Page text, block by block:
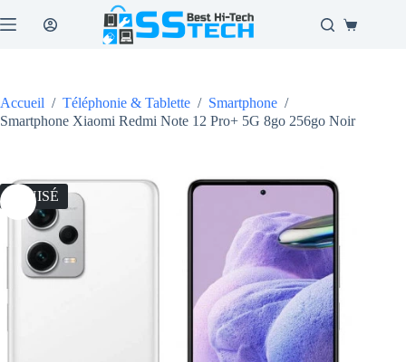
au
Panier
Accueil / Téléphonie & Tablette / Smartphone /
Smartphone Xiaomi Redmi Note 12 Pro+ 5G 8go 256go Noir
ÉPUISÉ